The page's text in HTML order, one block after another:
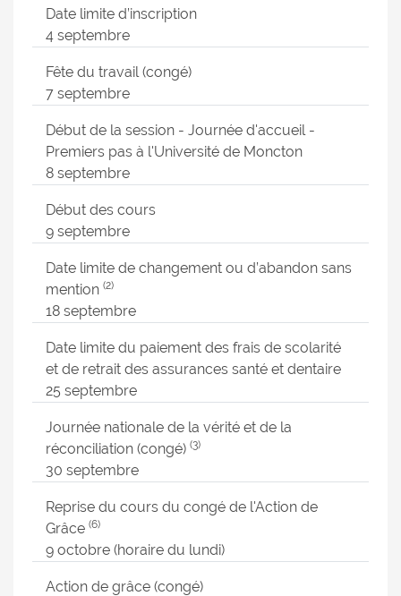
Date limite d’inscription
4 septembre
Fête du travail (congé)
7 septembre
Début de la session - Journée d'accueil -
Premiers pas à l'Université de Moncton
8 septembre
Début des cours
9 septembre
Date limite de changement ou d’abandon sans
mention (2)
18 septembre
Date limite du paiement des frais de scolarité
et de retrait des assurances santé et dentaire
25 septembre
Journée nationale de la vérité et de la
réconciliation (congé) (3)
30 septembre
Reprise du cours du congé de l'Action de
Grâce (6)
9 octobre (horaire du lundi)
Action de grâce (congé)